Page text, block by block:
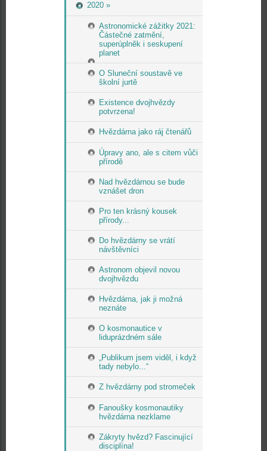
2020 »
Astronomické zážitky 2021:
Částečné zatmění,
superúplněk i seskupení
planet
O Sluneční soustavě ve
školní jurtě
Existence dvojhvězdy
potvrzena!
Hvězdárna jako ráj čtenářů
Úpravy ano, ale s citem vůči
přírodě
Nad hvězdárnou se bude
vznášet dron
Pro ten krásný kousek
přírody...
Do hvězdárny se vrátí
návštěvníci
Astronom objevil novou
dvojhvězdu
Hvězdárna, jak ji možná
neznáte
O kosmonautice v
liduprázdném sále
„Publikum jsem viděl, i když
tady nebylo...“
Z hvězdárny pod stromeček
Fanoušky kosmonautiky
hvězdárna nezklame
Zákryty hvězd? Fascinující
disciplína!